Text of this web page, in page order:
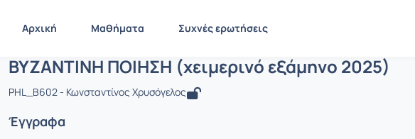
Αρχική Μαθήματα Συχνές ερωτήσεις
Αρχική Σελίδα ΒΥΖΑΝΤΙΝΗ ΠΟΙΗΣΗ (χειμερινό εξάμηνο 2025)
Μάθημα : ΒΥΖΑΝΤΙΝΗ ΠΟΙΗΣΗ (χειμερινό εξάμηνο
Κωδικός : LIT2066
ΒΥΖΑΝΤΙΝΗ ΠΟΙΗΣΗ (χειμερινό εξάμηνο 2025)
PHL_B602 - Κωνσταντίνος Χρυσόγελος
Έγγραφα